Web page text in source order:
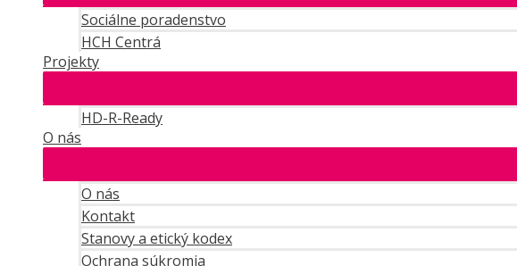
Sociálne poradenstvo
HCH Centrá
Projekty
HD-R-Ready
O nás
O nás
Kontakt
Stanovy a etický kodex
Ochrana súkromia